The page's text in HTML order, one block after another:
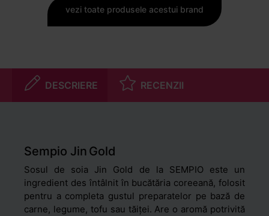
vezi toate produsele acestui brand
DESCRIERE RECENZII
Sempio Jin Gold
Sosul de soia Jin Gold de la SEMPIO este un
ingredient des întâlnit în bucătăria coreeană, folosit
pentru a completa gustul preparatelor pe bază de
carne, legume, tofu sau tăiței. Are o aromă potrivită